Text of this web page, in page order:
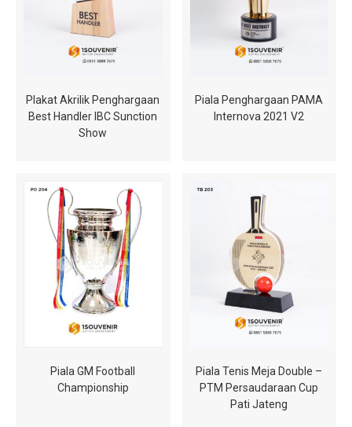
Plakat Akrilik Penghargaan
Best Handler IBC Sunction
Show
Piala Penghargaan PAMA
Internova 2021 V2
Piala GM Football
Championship
Piala Tenis Meja Double –
PTM Persaudaraan Cup
Pati Jateng